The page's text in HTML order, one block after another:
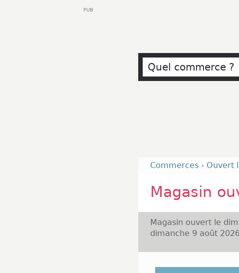
Commerces › Ouvert
Magasin
Magasin ouvert le
dimanche 9 août
Découvrez dans la
PUB